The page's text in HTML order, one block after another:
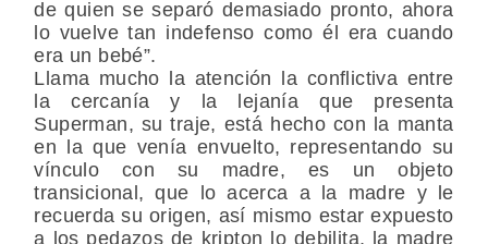
de quien se separó demasiado pronto, ahora
lo vuelve tan indefenso como él era cuando
era un bebé”.
Llama mucho la atención la conflictiva entre
la cercanía y la lejanía que presenta
Superman, su traje, está hecho con la manta
en la que venía envuelto, representando su
vínculo con su madre, es un objeto
transicional, que lo acerca a la madre y le
recuerda su origen, así mismo estar expuesto
a los pedazos de kripton lo debilita, la madre